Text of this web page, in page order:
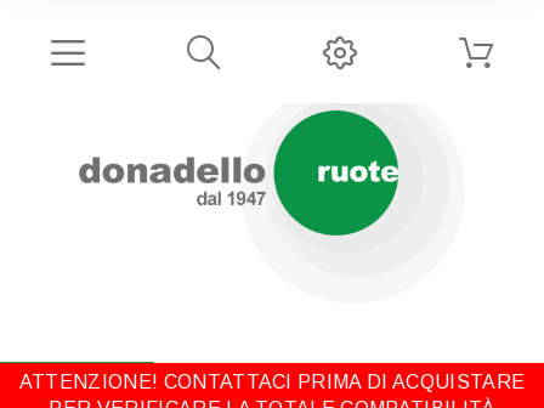
ATTENZIONE! CONTATTACI PRIMA DI ACQUISTARE